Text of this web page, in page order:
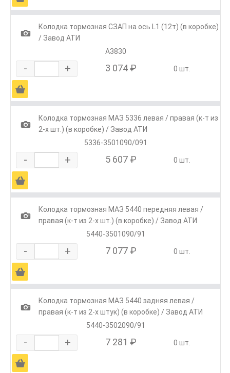
1
Колодка тормозная СЗАП на ось L1 (12т) (в коробке)
/ Завод АТИ
А3830
- + 3 074 ₽ 0 шт.
Ä
1
Колодка тормозная МАЗ 5336 левая / правая (к-т из
2-х шт.) (в коробке) / Завод АТИ
5336-3501090/091
- + 5 607 ₽ 0 шт.
Ä
1
Колодка тормозная МАЗ 5440 передняя левая /
правая (к-т из 2-х шт.) (в коробке) / Завод АТИ
5440-3501090/91
- + 7 077 ₽ 0 шт.
Ä
1
Колодка тормозная МАЗ 5440 задняя левая /
правая (к-т из 2-х штук) (в коробке) / Завод АТИ
5440-3502090/91
- + 7 281 ₽ 0 шт.
Ä